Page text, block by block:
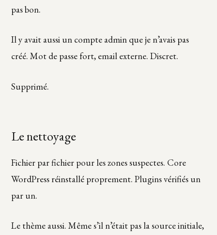
pas bon.
Il y avait aussi un compte admin que je n’avais pas
créé. Mot de passe fort, email externe. Discret.
Supprimé.
Le nettoyage
Fichier par fichier pour les zones suspectes. Core
WordPress réinstallé proprement. Plugins vérifiés un
par un.
Le thème aussi. Même s’il n’était pas la source initiale,